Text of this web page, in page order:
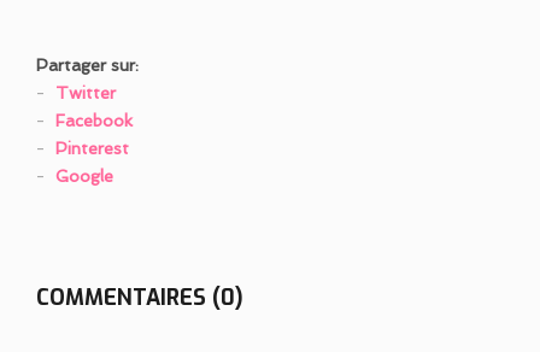
Partager sur:
Twitter
Facebook
Pinterest
Google
COMMENTAIRES (0)